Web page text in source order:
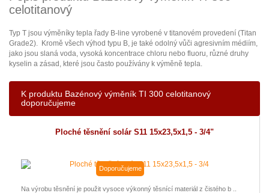
celotitanový
Typ T jsou výměníky tepla řady B-line vyrobené v titanovém provedení (Titan
Grade2). Kromě všech výhod typu B, je také odolný vůči agresivním médiím,
jako jsou slaná voda, vysoká koncentrace chloru nebo fluoru, různé druhy
kyselin a zásad, které jsou často používány k výměně tepla.
K produktu Bazénový výměník TI 300 celotitanový
doporučujeme
Ploché těsnění solár S11 15x23,5x1,5 - 3/4"
Doporučujeme
Na výrobu těsnění je použit vysoce výkonný těsnící materiál z čistého b ..